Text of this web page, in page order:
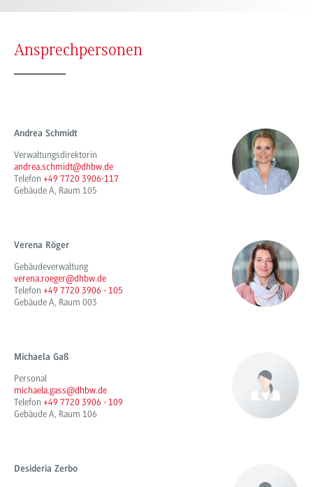
Ansprechpersonen
Andrea Schmidt
Verwaltungsdirektorin
andrea.schmidt@dhbw.de
Telefon+49 7720 3906-117
Gebäude A, Raum 105
Verena Röger
Gebäudeverwaltung
verena.roeger@dhbw.de
Telefon+49 7720 3906 - 105
Gebäude A, Raum 003
Michaela Gaß
Personal
michaela.gass@dhbw.de
Telefon+49 7720 3906 - 109
Gebäude A, Raum 106
Desideria Zerbo